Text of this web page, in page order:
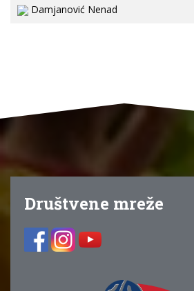
Damjanović Nenad
Društvene mreže